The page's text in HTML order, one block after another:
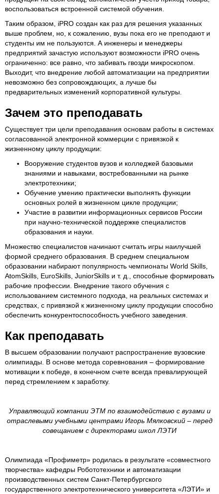
воспользоваться встроенной системой обучения.
Таким образом, iPRO создан как раз для решения указанных
выше проблем, но, к сожалению, вузы пока его не преподают и
студенты им не пользуются. А инженеры и менеджеры
предприятий зачастую используют возможности iPRO очень
ограниченно: все равно, что забивать гвозди микроскопом.
Выходит, что внедрение любой автоматизации на предприятии
невозможно без сопровождающих, а лучше бы
предварительных изменений корпоративной культуры.
Зачем это преподавать
Существует три цели преподавания основам работы в системах
согласованной электронной коммерции с привязкой к
жизненному циклу продукции:
Вооружение студентов вузов и колледжей базовыми
знаниями и навыками, востребованными на рынке
электротехники;
Обучение умению практически выполнять функции
основных ролей в жизненном цикле продукции;
Участие в развитии информационных сервисов России
при научно-технической поддержке специалистов
образования и науки.
Множество специалистов начинают считать игры наилучшей
формой среднего образования. В среднем специальном
образовании набирают популярность чемпионаты World Skills,
AtomSkills, EuroSkills, JuniorSkills и т. д., способные формировать
рабочие профессии. Внедрение такого обучения с
использованием системного подхода, на реальных системах и
средствах, с привязкой к жизненному циклу продукции способно
обеспечить конкурентоспособность учебного заведения.
Как преподавать
В высшем образовании получают распространение вузовские
олимпиады. В основе метода соревнования – формирование
мотивации к победе, в конечном счете всегда превалирующей
перед стремлением к заработку.
Управляющий компании ЭТМ по взаимодействию с вузами и
отраслевыми учебными центрами Игорь Мялковский – перед
совещанием с директорами школ ЛЭТИ
Олимпиада «Профиметр» родилась в результате «совместного
творчества» кафедры Робототехники и автоматизации
производственных систем Санкт-Петербургского
государственного электротехнического университета «ЛЭТИ» и